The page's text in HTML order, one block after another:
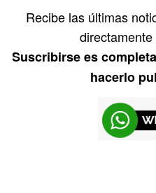
Recibe las últimas
Suscribirse es
hacerlo